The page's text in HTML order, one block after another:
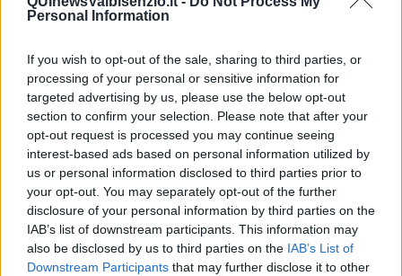
Personal Information
If you wish to opt-out of the sale, sharing to third parties, or
processing of your personal or sensitive information for
targeted advertising by us, please use the below opt-out
section to confirm your selection. Please note that after your
opt-out request is processed you may continue seeing
interest-based ads based on personal information utilized by
us or personal information disclosed to third parties prior to
your opt-out. You may separately opt-out of the further
disclosure of your personal information by third parties on the
IAB’s list of downstream participants. This information may
also be disclosed by us to third parties on the IAB’s List of
Downstream Participants that may further disclose it to other
Ecco l'elenco dei prezzi del carburante in provincia di Prato.
Comune per comune gli impianti più economici dove fare
rifornimento.
PROVINCIA DI PRATO —Questi i prezzi dei carburantirilevati al
giorno 31 January 2026dalMinistero dello sviluppo
economico